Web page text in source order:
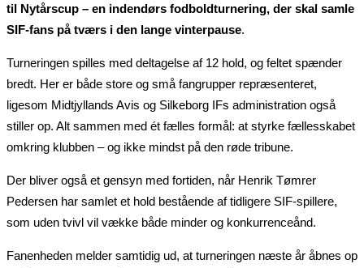
til Nytårscup – en indendørs fodboldturnering, der skal samle
SIF-fans på tværs i den lange vinterpause.
Turneringen spilles med deltagelse af 12 hold, og feltet spænder
bredt. Her er både store og små fangrupper repræsenteret,
ligesom Midtjyllands Avis og Silkeborg IFs administration også
stiller op. Alt sammen med ét fælles formål: at styrke fællesskabet
omkring klubben – og ikke mindst på den røde tribune.
Der bliver også et gensyn med fortiden, når Henrik Tømrer
Pedersen har samlet et hold bestående af tidligere SIF-spillere,
som uden tvivl vil vække både minder og konkurrenceånd.
Fanenheden melder samtidig ud, at turneringen næste år åbnes op